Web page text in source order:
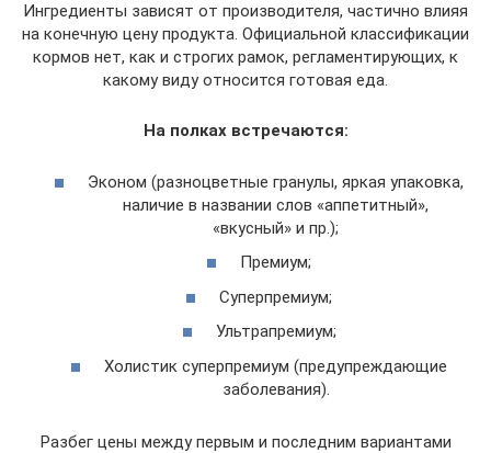
Ингредиенты зависят от производителя, частично влияя
на конечную цену продукта. Официальной классификации
кормов нет, как и строгих рамок, регламентирующих, к
какому виду относится готовая еда.
На полках встречаются:
Эконом (разноцветные гранулы, яркая упаковка,
наличие в названии слов «аппетитный»,
«вкусный» и пр.);
Премиум;
Суперпремиум;
Ультрапремиум;
Холистик суперпремиум (предупреждающие
заболевания).
Разбег цены между первым и последним вариантами